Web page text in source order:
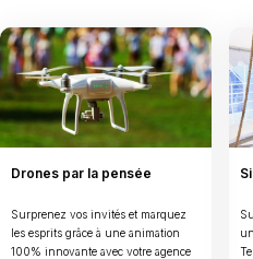
Drones par la pensée
Surprenez vos invités et marquez
les esprits grâce à une animation
100% innovante avec votre agence